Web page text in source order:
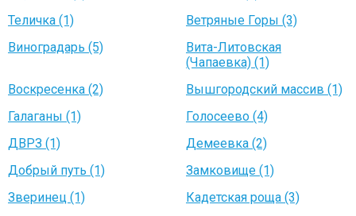
Теличка (1)
Ветряные Горы (3)
Виноградарь (5)
Вита-Литовская
(Чапаевка) (1)
Воскресенка (2)
Вышгородский массив (1)
Галаганы (1)
Голосеево (4)
ДВРЗ (1)
Демеевка (2)
Добрый путь (1)
Замковище (1)
Зверинец (1)
Кадетская роща (3)